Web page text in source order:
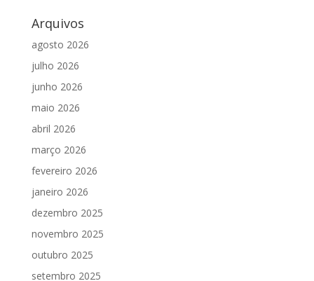
Arquivos
agosto 2026
julho 2026
junho 2026
maio 2026
abril 2026
março 2026
fevereiro 2026
janeiro 2026
dezembro 2025
novembro 2025
outubro 2025
setembro 2025